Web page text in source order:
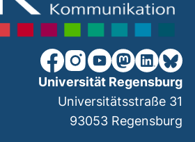
unsere Facebook-Seite
unsere Instagram-
unsere YouTube-
unsereunsere
Universität Regensburg
Universitätsstraße 31
93053 Regensburg